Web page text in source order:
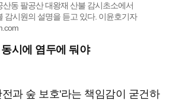
산동 팔공산 대왕재 산불 감시초소에서
감시원의 설명을 듣고 있다. 이윤호기자
시에 염두에 둬야
과 숲 보호'라는 책임감이 굳건하